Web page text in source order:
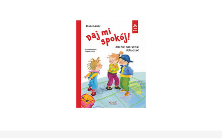
Poradniki, leksykony...